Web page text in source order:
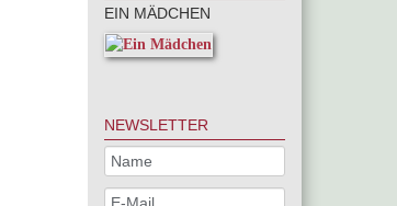
EIN MÄDCHEN
NEWSLETTER